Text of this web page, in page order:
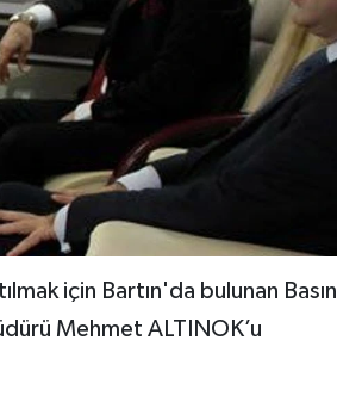
için Bartın'da bulunan Basın
Mehmet ALTINOK’u